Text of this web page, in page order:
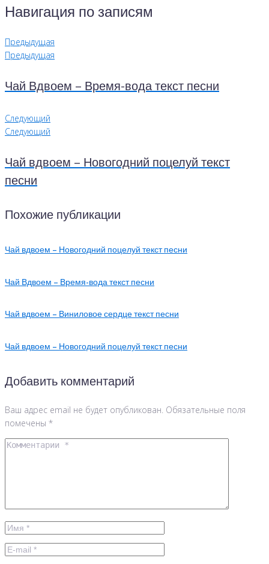
Навигация по записям
Предыдущая
Предыдущая
Чай Вдвоем – Время-вода текст песни
Следующий
Следующий
Чай вдвоем – Новогодний поцелуй текст
песни
Похожие публикации
Чай вдвоем – Новогодний поцелуй текст песни
Чай Вдвоем – Время-вода текст песни
Чай вдвоем – Виниловое сердце текст песни
Чай вдвоем – Новогодний поцелуй текст песни
Добавить комментарий
Ваш адрес email не будет опубликован. Обязательные поля
помечены *